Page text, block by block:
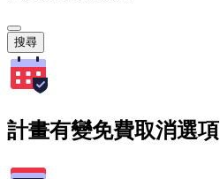
搜尋
計畫有變免費取消選項